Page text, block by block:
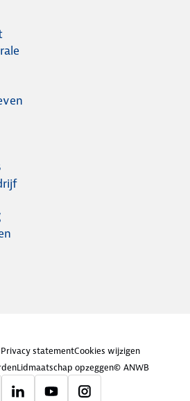
Privacy statementCookies wijzigen
Lidmaatschap opzeggen© ANWB